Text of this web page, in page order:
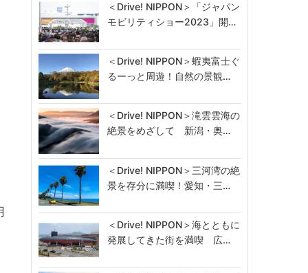
＜Drive! NIPPON＞「ジャパン
モビリティショー2023」開…
＜Drive! NIPPON＞蝦夷富士ぐ
るーっと周遊！自然の景観…
＜Drive! NIPPON＞滝雲雲海の
絶景をめざして 新潟・奥…
＜Drive! NIPPON＞三河湾の絶
景を存分に満喫！愛知・三…
＜Drive! NIPPON＞海とともに
発展してきた街を満喫 広…